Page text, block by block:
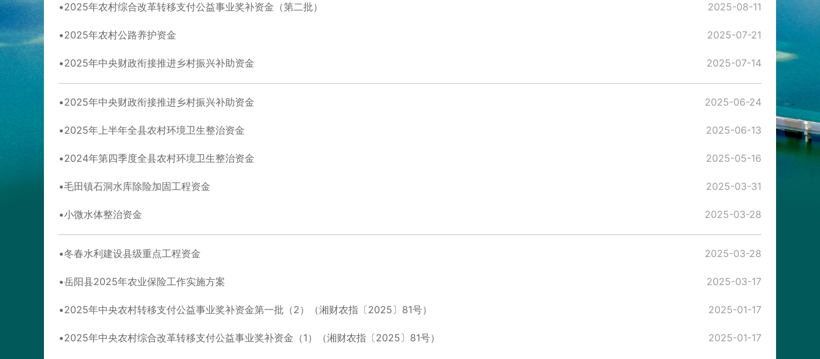
2025年农村综合改革转移支付公益事业奖补资金（第二批） 2025-08-11
2025年农村公路养护资金 2025-07-21
2025年中央财政衔接推进乡村振兴补助资金 2025-07-14
2025年中央财政衔接推进乡村振兴补助资金 2025-06-24
2025年上半年全县农村环境卫生整治资金 2025-06-13
2024年第四季度全县农村环境卫生整治资金 2025-05-16
毛田镇石洞水库除险加固工程资金 2025-03-31
小微水体整治资金 2025-03-28
冬春水利建设县级重点工程资金 2025-03-28
岳阳县2025年农业保险工作实施方案 2025-03-17
2025年中央农村转移支付公益事业奖补资金第一批（2）（湘财农指〔2025〕81号） 2025-01-17
2025年中央农村综合改革转移支付公益事业奖补资金（1）（湘财农指〔2025〕81号） 2025-01-17